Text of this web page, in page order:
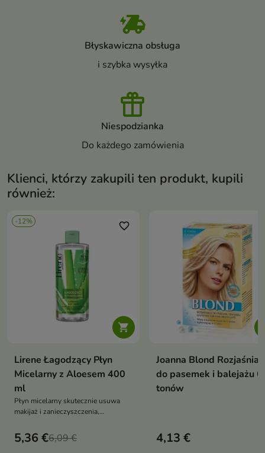
Błyskawiczna obsługa
i szybka wysyłka
Niespodzianka
Do każdego zamówienia
Klienci, którzy zakupili ten produkt, kupili
również:
-12%

favorite_border
Lirene Łagodzący Płyn
Micelarny z Aloesem 400
ml
Płyn micelarny skutecznie usuwa
makijaż i zanieczyszczenia,
oczyszczoną
5,36 €6,09 €
Joanna Blond
do pasemek i balejażu 6
tonów
4,13 €